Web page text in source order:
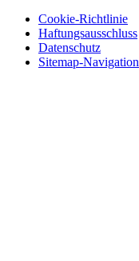
Cookie-Richtlinie
Haftungsausschluss
Datenschutz
Sitemap-Navigation